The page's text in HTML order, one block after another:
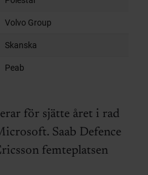
för sjätte året i rad
Saab Defence
femteplatsen